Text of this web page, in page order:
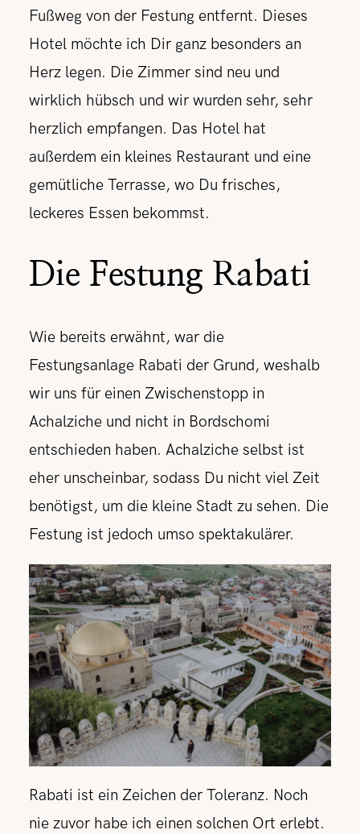
Fußweg von der Festung entfernt. Dieses
Hotel möchte ich Dir ganz besonders an
Herz legen. Die Zimmer sind neu und
wirklich hübsch und wir wurden sehr, sehr
herzlich empfangen. Das Hotel hat
außerdem ein kleines Restaurant und eine
gemütliche Terrasse, wo Du frisches,
leckeres Essen bekommst.
Die Festung Rabati
Wie bereits erwähnt, war die
Festungsanlage Rabati der Grund, weshalb
wir uns für einen Zwischenstopp in
Achalziche und nicht in Bordschomi
entschieden haben. Achalziche selbst ist
eher unscheinbar, sodass Du nicht viel Zeit
benötigst, um die kleine Stadt zu sehen. Die
Festung ist jedoch umso spektakulärer.
Rabati ist ein Zeichen der Toleranz. Noch
nie zuvor habe ich einen solchen Ort erlebt.